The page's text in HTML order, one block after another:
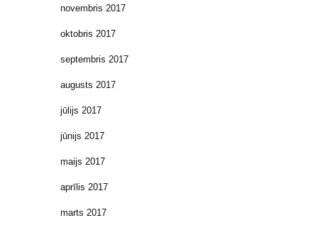
novembris 2017
oktobris 2017
septembris 2017
augusts 2017
jūlijs 2017
jūnijs 2017
maijs 2017
aprīlis 2017
marts 2017